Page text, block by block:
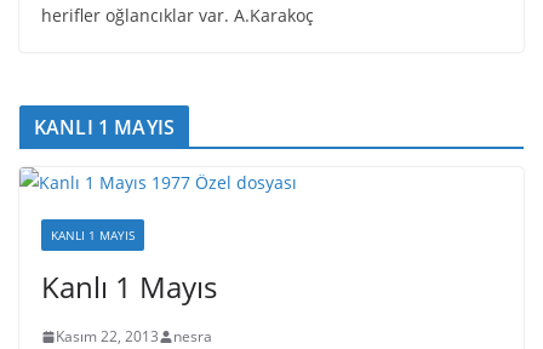
herifler oğlancıklar var. A.Karakoç
KANLI 1 MAYIS
KANLI 1 MAYIS
Kanlı 1 Mayıs
Kasım 22, 2013 nesra